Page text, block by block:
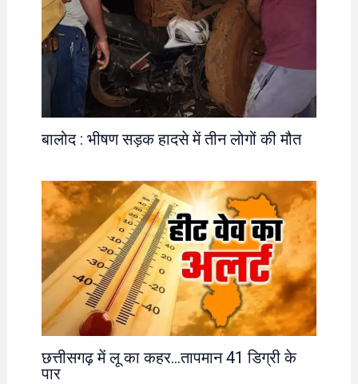
बालोद : भीषण सड़क हादसे में तीन लोगों की मौत
छत्तीसगढ़ में लू का कहर…तापमान 41 डिग्री के
पार